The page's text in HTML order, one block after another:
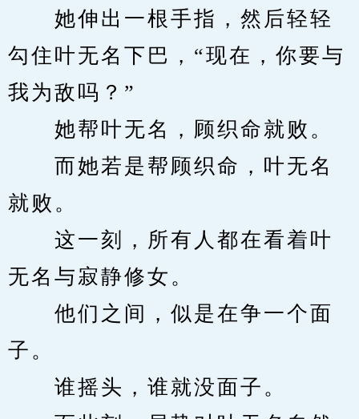
她伸出一根手指，然后轻轻
勾住叶无名下巴，“现在，你要与
我为敌吗？”
她帮叶无名，顾织命就败。
而她若是帮顾织命，叶无名
就败。
这一刻，所有人都在看着叶
无名与寂静修女。
他们之间，似是在争一个面
子。
谁摇头，谁就没面子。